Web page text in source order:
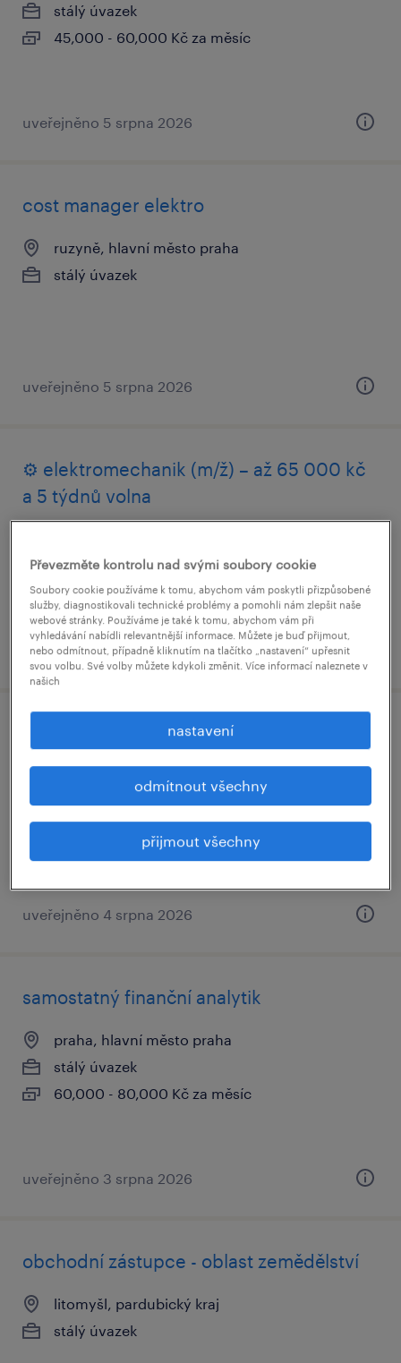
stálý úvazek
45,000 - 60,000 Kč za měsíc
uveřejněno 5 srpna 2026
cost manager elektro
ruzyně, hlavní město praha
stálý úvazek
uveřejněno 5 srpna 2026
⚙️ elektromechanik (m/ž) – až 65 000 kč
a 5 týdnů volna
stálý úvazek
uveřejněno 4 srpna 2026
🛠️ technický specialista vn (m/ž) –
praha, hlavní město praha
uveřejněno 4 srpna 2026
samostatný finanční analytik
praha, hlavní město praha
stálý úvazek
60,000 - 80,000 Kč za měsíc
uveřejněno 3 srpna 2026
obchodní zástupce - oblast zemědělství
litomyšl, pardubický kraj
stálý úvazek
Převezměte kontrolu nad svými soubory cookie
Soubory cookie používáme k tomu, abychom vám poskytli přizpůsobené
služby, diagnostikovali technické problémy a pomohli nám zlepšit naše
webové stránky. Používáme je také k tomu, abychom vám při
vyhledávání nabídli relevantnější informace. Můžete je buď přijmout,
nebo odmítnout, případně kliknutím na tlačítko „nastavení“ upřesnit
svou volbu. Své volby můžete kdykoli změnit. Více informací naleznete v
našich
nastavení
odmítnout všechny
přijmout všechny